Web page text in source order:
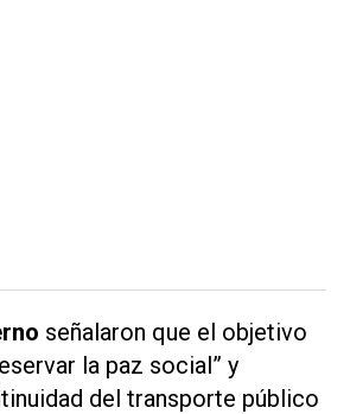
señalaron que el objetivo
la paz social” y
del transporte público